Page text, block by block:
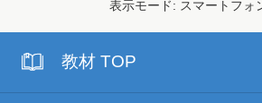
表示モード: スマートフォ
教材 TOP